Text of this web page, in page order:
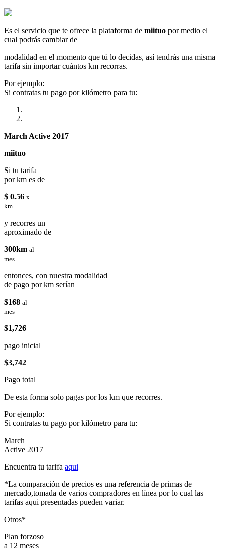
Es el servicio que te ofrece la plataforma de miituo por medio el
cual podrás cambiar de
modalidad en el momento que tú lo decidas, así tendrás una misma
tarifa sin importar cuántos km recorras.
Por ejemplo:
Si contratas tu pago por kilómetro para tu:
March Active 2017
miituo
Si tu tarifa
por km es de
$ 0.56 x
km
y recorres un
aproximado de
300km al
mes
entonces, con nuestra modalidad
de pago por km serían
$168 al
mes
$1,726
pago inicial
$3,742
Pago total
De esta forma solo pagas por los km que recorres.
Por ejemplo:
Si contratas tu pago por kilómetro para tu:
March
Active 2017
Encuentra tu tarifa aqui
*La comparación de precios es una referencia de primas de
mercado,tomada de varios compradores en línea por lo cual las
tarifas aqui presentadas pueden variar.
Otros*
Plan forzoso
a 12 meses